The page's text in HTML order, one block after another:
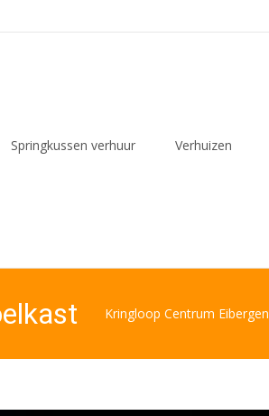
Springkussen verhuur Verhuizen
Kringloop Centrum Eibergen